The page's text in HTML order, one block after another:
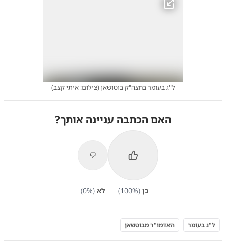
ל"ג בעומר בחצה"ק בוטושאן(צילום: איתי קצב)
האם הכתבה עניינה אותך?
כן (
100%) לא (
0%)
ל"ג בעומר האדמו"ר מבוטשאן